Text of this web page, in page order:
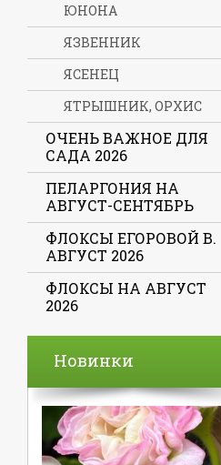
ЮНОНА
ЯЗВЕННИК
ЯСЕНЕЦ
ЯТРЫШНИК, ОРХИС
ОЧЕНЬ ВАЖНОЕ ДЛЯ
САДА 2026
ПЕЛАРГОНИЯ НА
АВГУСТ-СЕНТЯБРЬ
ФЛОКСЫ ЕГОРОВОЙ В.
АВГУСТ 2026
ФЛОКСЫ НА АВГУСТ
2026
Новинки